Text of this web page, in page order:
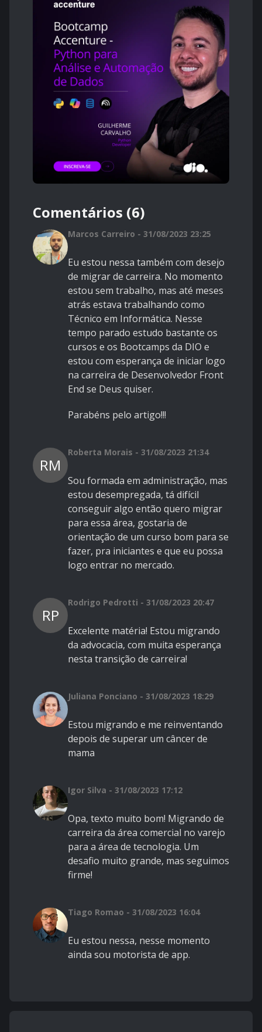
Comentários (6)
Marcos Carreiro - 31/08/2023 23:25
Eu estou nessa também com desejo
de migrar de carreira. No momento
estou sem trabalho, mas até meses
atrás estava trabalhando como
Técnico em Informática. Nesse
tempo parado estudo bastante os
cursos e os Bootcamps da DIO e
estou com esperança de iniciar logo
na carreira de Desenvolvedor Front
End se Deus quiser.
Parabéns pelo artigo!!!
RM
Roberta Morais - 31/08/2023 21:34
Sou formada em administração, mas
estou desempregada, tá difícil
conseguir algo então quero migrar
para essa área, gostaria de
orientação de um curso bom para se
fazer, pra iniciantes e que eu possa
logo entrar no mercado.
RP
Rodrigo Pedrotti - 31/08/2023 20:47
Excelente matéria! Estou migrando
da advocacia, com muita esperança
nesta transição de carreira!
Juliana Ponciano - 31/08/2023 18:29
Estou migrando e me reinventando
depois de superar um câncer de
mama
Igor Silva - 31/08/2023 17:12
Opa, texto muito bom! Migrando de
carreira da área comercial no varejo
para a área de tecnologia. Um
desafio muito grande, mas seguimos
firme!
Tiago Romao - 31/08/2023 16:04
Eu estou nessa, nesse momento
ainda sou motorista de app.